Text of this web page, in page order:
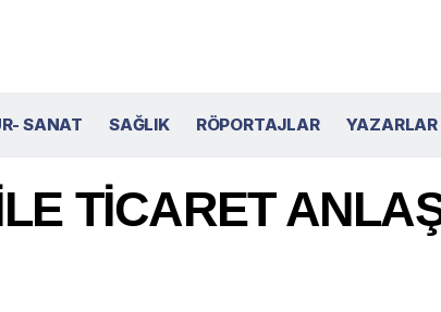
SANAT SAĞLIK RÖPORTAJLAR YAZARLAR
TİCARET